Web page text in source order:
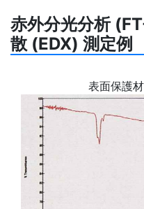
赤外分光分析
散 (EDX) 測定例
表面保護